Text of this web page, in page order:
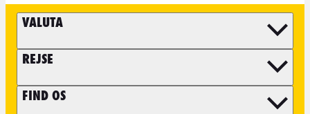
VALUTA
REJSE
FIND OS